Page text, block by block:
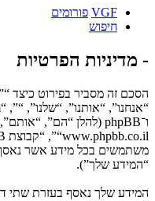
VGF פורומים
חיפוש
- מדיניות הפרטיות
הסכם זה מסביר בפירוט כיצד
משתמשים בכל מידע אשר
“המידע שלך”).
המידע שלך נאסף בעזרת שתי